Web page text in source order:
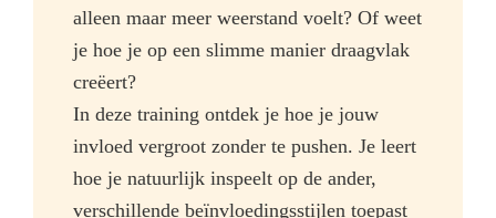
alleen maar meer weerstand voelt? Of weet
je hoe je op een slimme manier draagvlak
creëert?
In deze training ontdek je hoe je jouw
invloed vergroot zonder te pushen. Je leert
hoe je natuurlijk inspeelt op de ander,
verschillende beïnvloedingsstijlen toepast